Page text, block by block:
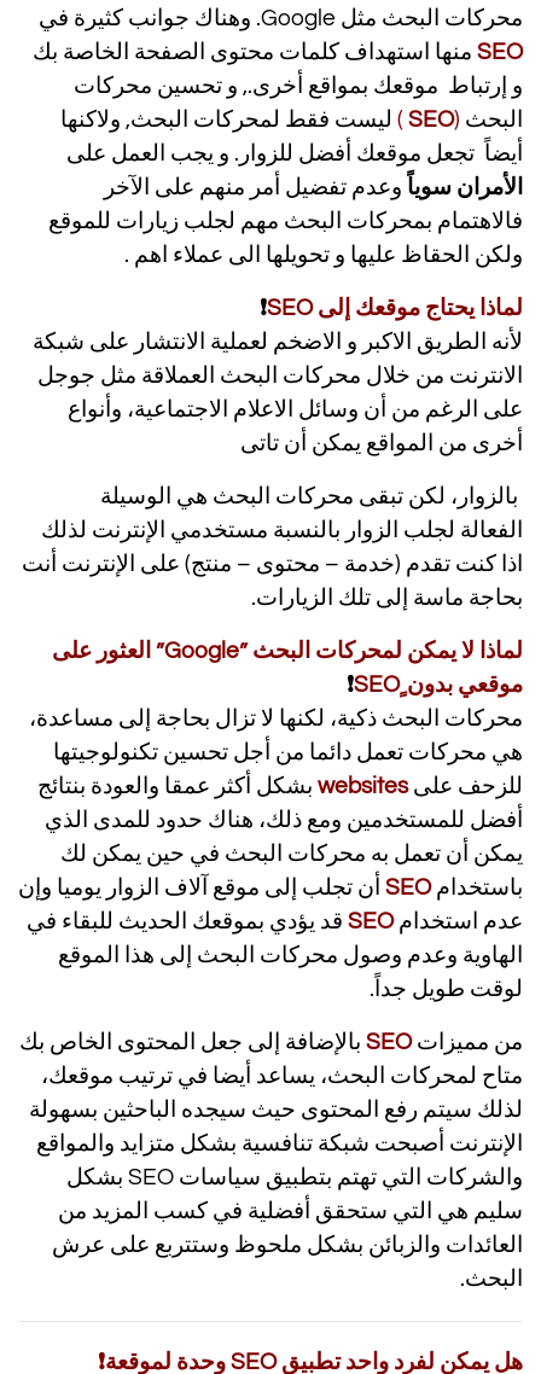
محركات البحث مثل Google. وهناك جوانب كثيرة في
SEO منها استهداف كلمات محتوى الصفحة الخاصة بك
و إرتباط موقعك بمواقع أخرى., و تحسين محركات
البحث (
SEO
) ليست فقط لمحركات البحث, ولاكنها
أيضاً تجعل موقعك أفضل للزوار. و يجب العمل على
الأمران سوياً وعدم تفضيل أمر منهم على الآخر
فالاهتمام بمحركات البحث مهم لجلب زيارات للموقع
ولكن الحقاظ عليها و تحويلها الى عملاء اهم .
لماذا يحتاج موقعك إلى SEO
❗
لأنه الطريق الاكبر و الاضخم لعملية الانتشار على شبكة
الانترنت من خلال محركات البحث العملاقة مثل جوجل
على الرغم من أن وسائل الاعلام الاجتماعية، وأنواع
أخرى من المواقع يمكن أن تاتى
بالزوار، لكن تبقى محركات البحث هي الوسيلة
الفعالة لجلب الزوار بالنسبة مستخدمي الإنترنت لذلك
اذا كنت تقدم (خدمة – محتوى – منتج) على الإنترنت أنت
بحاجة ماسة إلى تلك الزيارات.
لماذا لا يمكن لمحركات البحث ”Google” العثور على
موقعي بدون ٍSEO
❗
محركات البحث ذكية، لكنها لا تزال بحاجة إلى مساعدة،
هي محركات تعمل دائما من أجل تحسين تكنولوجيتها
للزحف علىwebsites بشكل أكثر عمقا والعودة بنتائج
أفضل للمستخدمين ومع ذلك، هناك حدود للمدى الذي
يمكن أن تعمل به محركات البحث في حين يمكن لك
باستخدامSEO أن تجلب إلى موقع آلاف الزوار يوميا وإن
عدم استخدامSEO قد يؤدي بموقعك الحديث للبقاء في
الهاوية وعدم وصول محركات البحث إلى هذا الموقع
لوقت طويل جداً.
من مميزاتSEO بالإضافة إلى جعل المحتوى الخاص بك
متاح لمحركات البحث، يساعد أيضا في ترتيب موقعك،
لذلك سيتم رفع المحتوى حيث سيجده الباحثين بسهولة
الإنترنت أصبحت شبكة تنافسية بشكل متزايد والمواقع
والشركات التي تهتم بتطبيق سياسات SEO بشكل
سليم هي التي ستحقق أفضلية في كسب المزيد من
العائدات والزبائن بشكل ملحوظ وستتربع على عرش
البحث.
هل يمكن لفرد واحد تطبيق SEO وحدة لموقعة❗